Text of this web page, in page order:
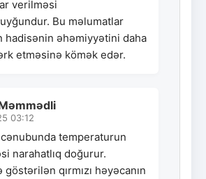
verilməsi
Bu məlumatlar
hadisənin əhəmiyyətini daha
etməsinə kömək edər.
03:12
cənubunda temperaturun
narahatlıq doğurur.
qırmızı həyəcanın